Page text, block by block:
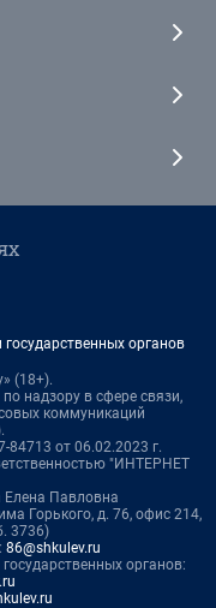
органов
(18+).
надзору в сфере связи,
коммуникаций
от 06.02.2023 г.
"ИНТЕРНЕТ
Елена Павловна
Горького, д. 76, офис 214,
3736)
86@shkulev.ru
органов: